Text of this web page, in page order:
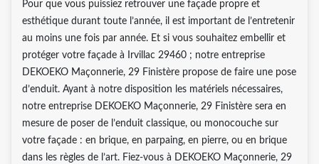
Pour que vous puissiez retrouver une façade propre et
esthétique durant toute l’année, il est important de l’entretenir
au moins une fois par année. Et si vous souhaitez embellir et
protéger votre façade à Irvillac 29460 ; notre entreprise
DEKOEKO Maçonnerie, 29 Finistère propose de faire une pose
d’enduit. Ayant à notre disposition les matériels nécessaires,
notre entreprise DEKOEKO Maçonnerie, 29 Finistère sera en
mesure de poser de l’enduit classique, ou monocouche sur
votre façade : en brique, en parpaing, en pierre, ou en brique
dans les règles de l’art. Fiez-vous à DEKOEKO Maçonnerie, 29